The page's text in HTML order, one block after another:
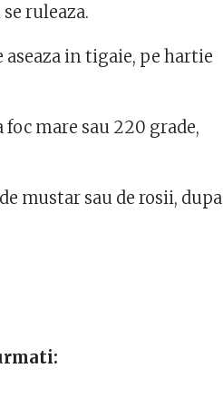
ruleaza.
in tigaie, pe hartie
mare sau 220 grade,
mustar sau de rosii, dupa